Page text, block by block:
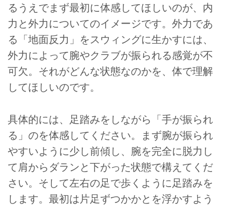
るうえでまず最初に体感してほしいのが、内
力と外力についてのイメージです。外力であ
る「地面反力」をスウィングに生かすには、
外力によって腕やクラブが振られる感覚が不
可欠。それがどんな状態なのかを、体で理解
してほしいのです。
具体的には、足踏みをしながら「手が振られ
る」のを体感してください。まず腕が振られ
やすいように少し前傾し、腕を完全に脱力し
て肩からダランと下がった状態で構えてくだ
さい。そして左右の足で歩くように足踏みを
します。最初は片足ずつかかとを浮かすよう